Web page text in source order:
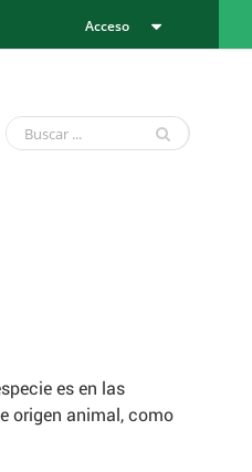
Acceso
es en las
origen animal, como